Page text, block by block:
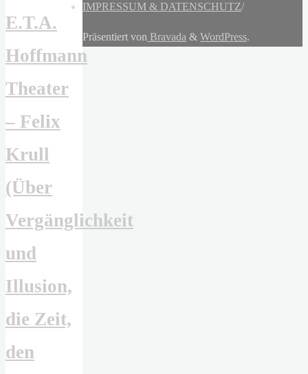
E.T.A.
Hoffmann
Theater
– Felix
Krull
(Über
Vergänglichkeit
und
Illusion,
die Zeit,
den
IMPRESSUM & DATENSCHUTZ/
Präsentiert von Bravada & WordPress.